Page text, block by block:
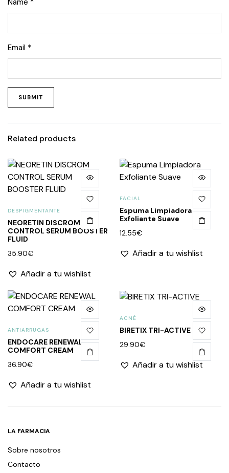
Email *
Related products
DESPIGMENTANTE
NEORETIN DISCROM
CONTROL SERUM BOOSTER
FLUID
35.90€
Añadir a tu wishlist
FACIAL
Espuma Limpiadora
Exfoliante Suave
12.55€
Añadir a tu wishlist
ANTIARRUGAS
ENDOCARE RENEWAL
COMFORT CREAM
36.90€
Añadir a tu wishlist
ACNÉ
BIRETIX TRI-ACTIVE
29.90€
Añadir a tu wishlist
LA FARMACIA
Sobre nosotros
Contacto